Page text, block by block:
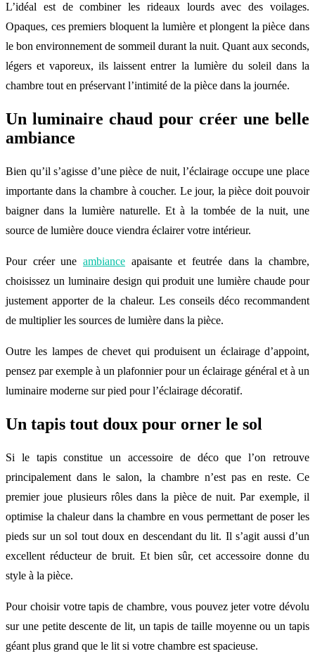
L’idéal est de combiner les rideaux lourds avec des voilages.
Opaques, ces premiers bloquent la lumière et plongent la pièce dans
le bon environnement de sommeil durant la nuit. Quant aux seconds,
légers et vaporeux, ils laissent entrer la lumière du soleil dans la
chambre tout en préservant l’intimité de la pièce dans la journée.
Un luminaire chaud pour créer une belle
ambiance
Bien qu’il s’agisse d’une pièce de nuit, l’éclairage occupe une place
importante dans la chambre à coucher. Le jour, la pièce doit pouvoir
baigner dans la lumière naturelle. Et à la tombée de la nuit, une
source de lumière douce viendra éclairer votre intérieur.
Pour créer une ambiance apaisante et feutrée dans la chambre,
choisissez un luminaire design qui produit une lumière chaude pour
justement apporter de la chaleur. Les conseils déco recommandent
de multiplier les sources de lumière dans la pièce.
Outre les lampes de chevet qui produisent un éclairage d’appoint,
pensez par exemple à un plafonnier pour un éclairage général et à un
luminaire moderne sur pied pour l’éclairage décoratif.
Un tapis tout doux pour orner le sol
Si le tapis constitue un accessoire de déco que l’on retrouve
principalement dans le salon, la chambre n’est pas en reste. Ce
premier joue plusieurs rôles dans la pièce de nuit. Par exemple, il
optimise la chaleur dans la chambre en vous permettant de poser les
pieds sur un sol tout doux en descendant du lit. Il s’agit aussi d’un
excellent réducteur de bruit. Et bien sûr, cet accessoire donne du
style à la pièce.
Pour choisir votre tapis de chambre, vous pouvez jeter votre dévolu
sur une petite descente de lit, un tapis de taille moyenne ou un tapis
géant plus grand que le lit si votre chambre est spacieuse.